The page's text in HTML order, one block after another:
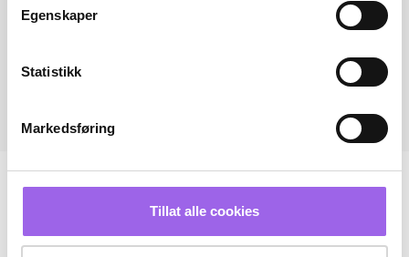
Egenskaper
Statistikk
Markedsføring
Tillat alle cookies